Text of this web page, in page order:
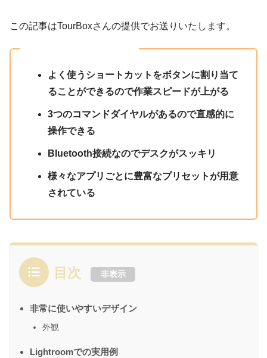
この記事はTourBoxさんの提供でお送りいたします。
よく使うショートカットをボタンに割り当て
ることができるので作業スピードが上がる
3つのコマンドダイヤルがあるので直感的に
操作できる
Bluetooth接続なのでデスクがスッキリ
様々なアプリごとに豊富なプリセットが用意
されている
目次 非表示
非常に使いやすいデザイン
外観
Lightroomでの実用例